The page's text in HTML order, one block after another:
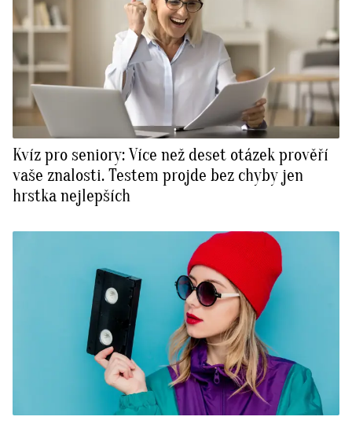
Kvíz pro seniory: Více než deset otázek prověří
vaše znalosti. Testem projde bez chyby jen
hrstka nejlepších